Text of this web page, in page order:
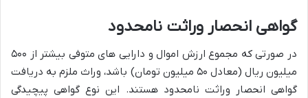
گواهی انحصار وراثت نامحدود
در صورتی که مجموع ارزش اموال و دارایی های متوفی بیشتر از ۵۰۰
میلیون ریال (معادل ۵۰ میلیون تومان) باشد، وراث ملزم به دریافت
گواهی انحصار وراثت نامحدود هستند. این نوع گواهی پیچیدگی